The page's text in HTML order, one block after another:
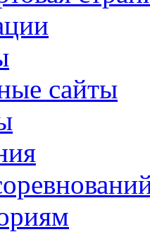
сайты